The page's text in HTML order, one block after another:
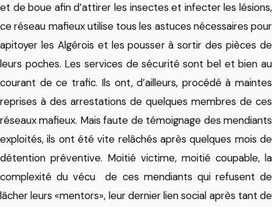
et de boue afin d’attirer les insectes et infecter les lésions,
ce réseau mafieux utilise tous les astuces nécessaires pour
apitoyer les Algérois et les pousser à sortir des pièces de
leurs poches. Les services de sécurité sont bel et bien au
courant de ce trafic. Ils ont, d’ailleurs, procédé à maintes
reprises à des arrestations de quelques membres de ces
réseaux mafieux. Mais faute de témoignage des mendiants
exploités, ils ont été vite relâchés après quelques mois de
détention préventive. Moitié victime, moitié coupable, la
complexité du vécu de ces mendiants qui refusent de
lâcher leurs «mentors», leur dernier lien social après tant de